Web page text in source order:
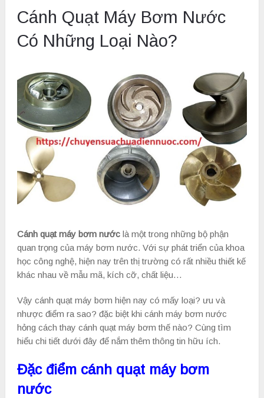
Cánh Quạt Máy Bơm Nước
Có Những Loại Nào?
Cánh quạt máy bơm nướclà một trong những bộ phận
quan trọng của máy bơm nước. Với sự phát triển của khoa
học công nghệ, hiện nay trên thị trường có rất nhiều thiết kế
khác nhau về mẫu mã, kích cỡ, chất liệu…
Vậy cánh quạt máy bơm hiện nay có mấy loại? ưu và
nhược điểm ra sao? đặc biệt khi cánh máy bơm nước
hỏng cách thay cánh quạt máy bơm thế nào? Cùng tìm
hiểu chi tiết dưới đây để nắm thêm thông tin hữu ích.
Đặc điểm cánh quạt máy bơm
nước